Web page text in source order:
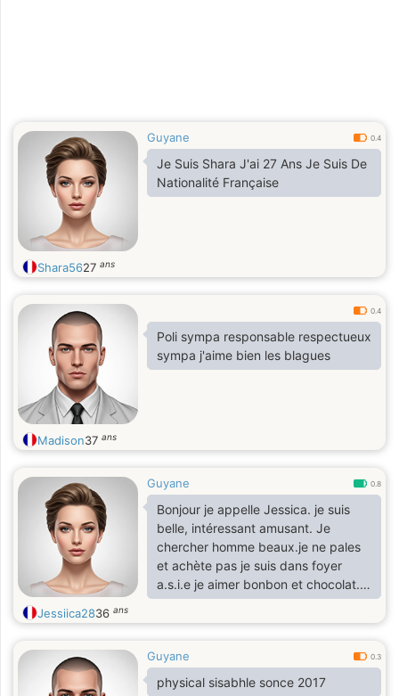
Guyane 0.4
Je Suis Shara J'ai 27 Ans Je Suis De
Nationalité Française
Shara5627 ans
0.4
Poli sympa responsable respectueux
sympa j'aime bien les blagues
Madison37 ans
Guyane 0.8
Bonjour je appelle Jessica. je suis
belle, intéressant amusant. Je
chercher homme beaux.je ne pales
et achète pas je suis dans foyer
a.s.i.e je aimer bonbon et chocolat.
je suis dans fauteuil roulant
Jessiica2836 ans
Guyane 0.3
physical sisabhle sonce 2017